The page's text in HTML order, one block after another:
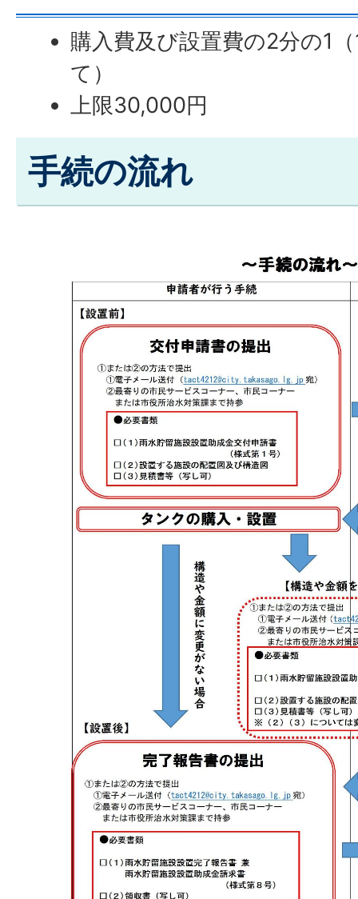
購入費及び設置費の2分の1
て）
上限30,000円
手続の流れ